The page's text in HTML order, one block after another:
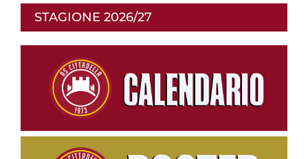
STAGIONE 2026/27